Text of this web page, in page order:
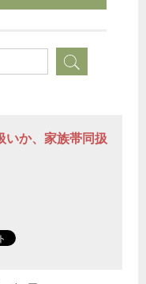
いか、家族帯同扱